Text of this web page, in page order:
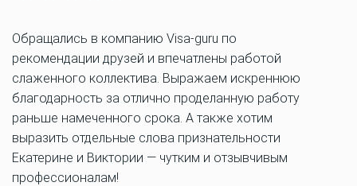
Обращались в компанию Visa-guru по
рекомендации друзей и впечатлены работой
слаженного коллектива. Выражаем искреннюю
благодарность за отлично проделанную работу
раньше намеченного срока. А также хотим
выразить отдельные слова признательности
Екатерине и Виктории — чутким и отзывчивым
профессионалам!